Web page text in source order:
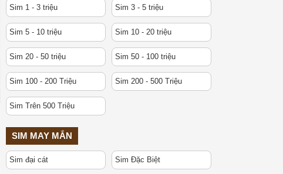
Sim 1 - 3 triệu Sim 3 - 5 triệu
Sim 5 - 10 triệu Sim 10 - 20 triệu
Sim 20 - 50 triệu Sim 50 - 100 triệu
Sim 100 - 200 Triệu Sim 200 - 500 Triệu
Sim Trên 500 Triệu
SIM MAY MẮN
Sim đại cát Sim Đặc Biệt